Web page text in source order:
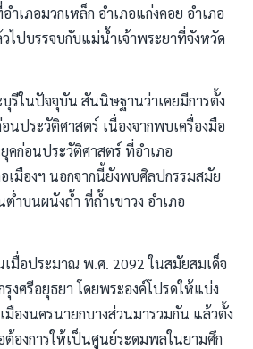
ำเภอมวกเหล็ก อำเภอแก่งคอย อำเภอ
วไปบรรจบกับแม่น้ำเจ้าพระยาที่จังหวัด
รีในปัจจุบัน สันนิษฐานว่าเคยมีการตั้ง
ประวัติศาสตร์ เนื่องจากพบเครื่องมือ
คก่อนประวัติศาสตร์ ที่อำเภอ
มืองฯ นอกจากนี้ยังพบศิลปกรรมสมัย
ำบนผนังถ้ำ ที่ถ้ำเขาวง อำเภอ
เมื่อประมาณ พ.ศ. 2092 ในสมัยสมเด็จ
งศรีอยุธยา โดยพระองค์โปรดให้แบ่ง
องนครนายกบางส่วนมารวมกัน แล้วตั้ง
ต้องการให้เป็นศูนย์ระดมพลในยามศึก